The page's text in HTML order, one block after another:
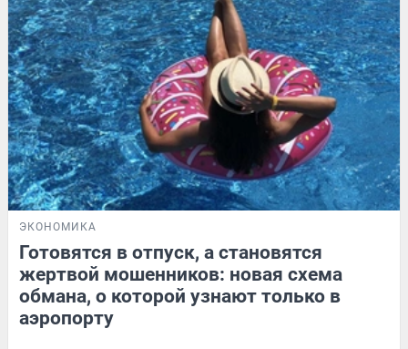
ЭКОНОМИКА
Готовятся в отпуск, а становятся
жертвой мошенников: новая схема
обмана, о которой узнают только в
аэропорту